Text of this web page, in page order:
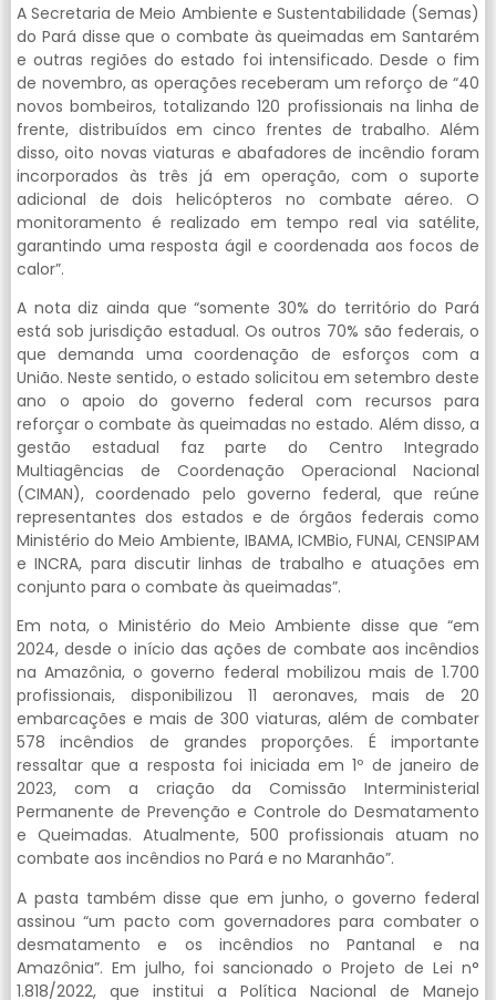
A Secretaria de Meio Ambiente e Sustentabilidade (Semas)
do Pará disse que o combate às queimadas em Santarém
e outras regiões do estado foi intensificado. Desde o fim
de novembro, as operações receberam um reforço de “40
novos bombeiros, totalizando 120 profissionais na linha de
frente, distribuídos em cinco frentes de trabalho. Além
disso, oito novas viaturas e abafadores de incêndio foram
incorporados às três já em operação, com o suporte
adicional de dois helicópteros no combate aéreo. O
monitoramento é realizado em tempo real via satélite,
garantindo uma resposta ágil e coordenada aos focos de
calor”.
A nota diz ainda que “somente 30% do território do Pará
está sob jurisdição estadual. Os outros 70% são federais, o
que demanda uma coordenação de esforços com a
União. Neste sentido, o estado solicitou em setembro deste
ano o apoio do governo federal com recursos para
reforçar o combate às queimadas no estado. Além disso, a
gestão estadual faz parte do Centro Integrado
Multiagências de Coordenação Operacional Nacional
(CIMAN), coordenado pelo governo federal, que reúne
representantes dos estados e de órgãos federais como
Ministério do Meio Ambiente, IBAMA, ICMBio, FUNAI, CENSIPAM
e INCRA, para discutir linhas de trabalho e atuações em
conjunto para o combate às queimadas”.
Em nota, o Ministério do Meio Ambiente disse que “em
2024, desde o início das ações de combate aos incêndios
na Amazônia, o governo federal mobilizou mais de 1.700
profissionais, disponibilizou 11 aeronaves, mais de 20
embarcações e mais de 300 viaturas, além de combater
578 incêndios de grandes proporções. É importante
ressaltar que a resposta foi iniciada em 1º de janeiro de
2023, com a criação da Comissão Interministerial
Permanente de Prevenção e Controle do Desmatamento
e Queimadas. Atualmente, 500 profissionais atuam no
combate aos incêndios no Pará e no Maranhão”.
A pasta também disse que em junho, o governo federal
assinou “um pacto com governadores para combater o
desmatamento e os incêndios no Pantanal e na
Amazônia”. Em julho, foi sancionado o Projeto de Lei n°
1.818/2022, que institui a Política Nacional de Manejo